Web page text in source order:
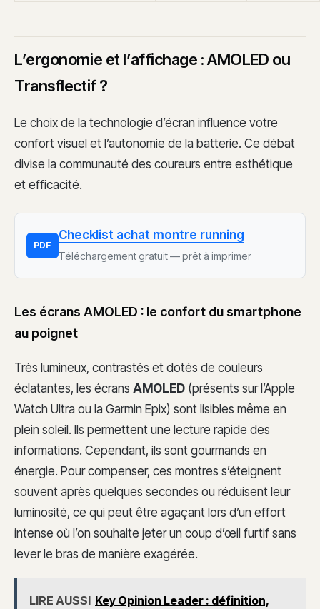
L’ergonomie et l’affichage : AMOLED ou
Transflectif ?
Le choix de la technologie d’écran influence votre
confort visuel et l’autonomie de la batterie. Ce débat
divise la communauté des coureurs entre esthétique
et efficacité.
PDF
Checklist achat montre running
Téléchargement gratuit — prêt à imprimer
Les écrans AMOLED : le confort du smartphone
au poignet
Très lumineux, contrastés et dotés de couleurs
éclatantes, les écrans AMOLED (présents sur l’Apple
Watch Ultra ou la Garmin Epix) sont lisibles même en
plein soleil. Ils permettent une lecture rapide des
informations. Cependant, ils sont gourmands en
énergie. Pour compenser, ces montres s’éteignent
souvent après quelques secondes ou réduisent leur
luminosité, ce qui peut être agaçant lors d’un effort
intense où l’on souhaite jeter un coup d’œil furtif sans
lever le bras de manière exagérée.
LIRE AUSSI Key Opinion Leader : définition,